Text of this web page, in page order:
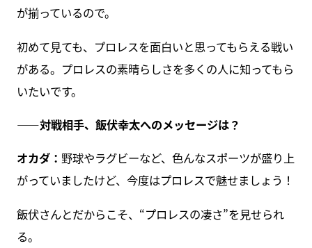
が揃っているので。
初めて見ても、プロレスを面白いと思ってもらえる戦い
がある。プロレスの素晴らしさを多くの人に知ってもら
いたいです。
――対戦相手、飯伏幸太へのメッセージは？
オカダ： 野球やラグビーなど、色んなスポーツが盛り上
がっていましたけど、今度はプロレスで魅せましょう！
飯伏さんとだからこそ、“プロレスの凄さ”を見せられ
る。